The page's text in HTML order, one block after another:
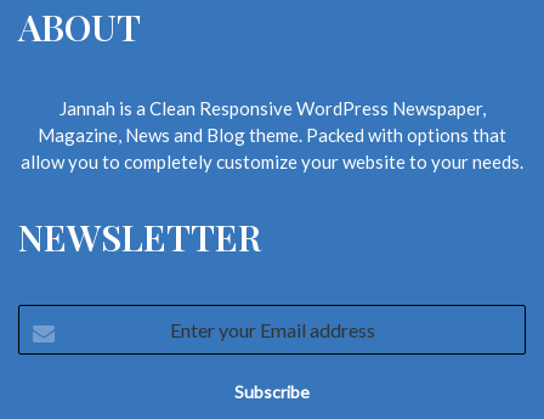
ABOUT
Jannah is a Clean Responsive WordPress Newspaper,
Magazine, News and Blog theme. Packed with options that
allow you to completely customize your website to your needs.
NEWSLETTER
your